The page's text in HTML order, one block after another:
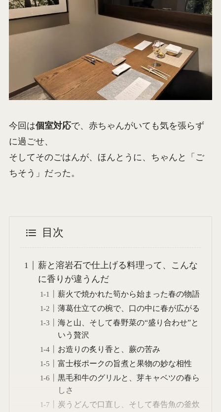
今回は個室対応で、赤ちゃんがいても気を張らず
に過ごせ、
そしてそのごはんが、ほんとうに、ちゃんと「ご
ちそう」だった。
目次
薪と溶岩石で仕上げる料理って、こんな
に香りが違うんだ
薪火で焼かれた筍から始まった春の物語
薄葛仕立ての椀で、口の中に春が広がる
海と山、そして春野菜の“盛り合わせ”と
いう贅沢
お造りの炙り香と、蕨の苦み
富士桜ポークの旨煮と果物の妙な相性
黒毛和牛のグリルと、芽キャベツの春ら
しさ
炭うどんで口直し、そして春告魚の釜炊